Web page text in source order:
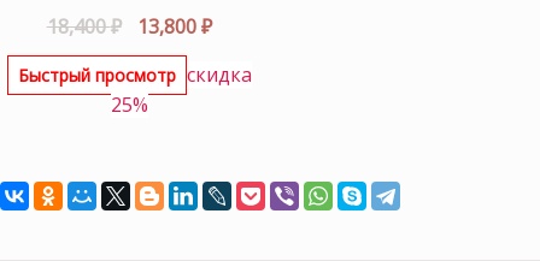
18,400₽
Первоначальная
цена
составляла
18,400 ₽.
13,800₽Текущая
13,800 ₽.
Быстрый просмотр скидка
25%